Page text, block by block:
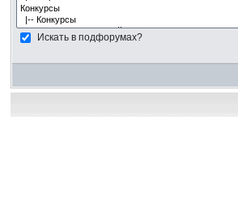
Искать в подфорумах?